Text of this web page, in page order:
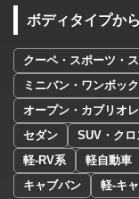
ボディタイプか
クーペ・スポーツ・
ミニバン・ワンボッ
オープン・カブリオ
セダン
SUV・ク
軽-RV系
軽自動車
キャブバン
軽-キ